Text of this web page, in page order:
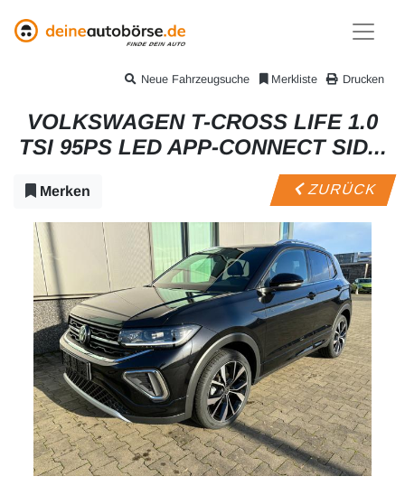
Drucken
Merkliste
Neue Fahrzeugsuche
VOLKSWAGEN T-CROSS LIFE 1.0
TSI 95PS LED APP-CONNECT SID...
Merken ZURÜCK